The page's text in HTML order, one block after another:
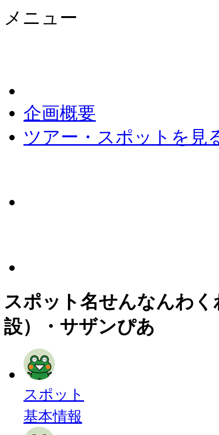
メニュー
企画概要
ツアー・スポットを見
スポット名せんなんわく
設）・サザンぴあ
スポット
基本情報